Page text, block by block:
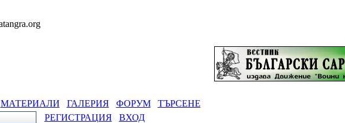
МАТЕРИАЛИ ГАЛЕРИЯ ФОРУМ
ТЪРСЕНЕ
РЕГИСТРАЦИЯ
ВХОД